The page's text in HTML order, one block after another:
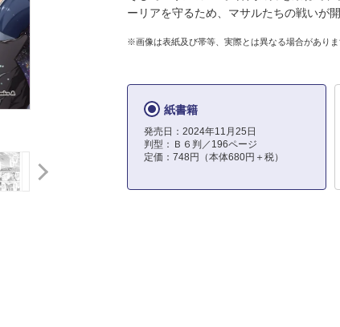
ーリアを守るため、マサルたちの戦いが
※画像は表紙及び帯等、実際とは異なる場合がありま
紙書籍
発売日：2024年11月25日
判型：Ｂ６判／196ページ
定価：748円（本体680円＋税）